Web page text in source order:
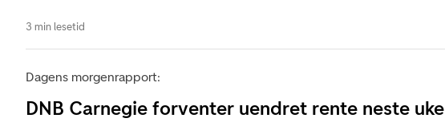
3 min lesetid
Dagens morgenrapport:
DNB Carnegie forventer uendret rente neste uke